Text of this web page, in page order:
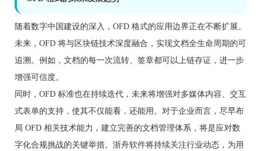
随着数字中国建设的深入，OFD 格式的应用边界正在不断扩展。
未来，OFD 将与区块链技术深度融合，实现文档全生命周期的可
追溯。例如，文档的每一次流转、签章都可以上链存证，进一步
增强可信度。
同时，OFD 标准也在持续迭代，未来将增强对多媒体内容、交互
式表单的支持，使其不仅能看，还能用。对于企业而言，尽早布
局 OFD 相关技术能力，建立完善的文档管理体系，将是应对数
字化合规挑战的关键举措。浙舟软件将持续关注行业动态，为用